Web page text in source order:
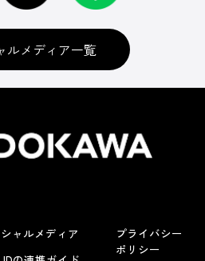
ルメディア一覧
ャルメディア
プライバシー
ポリシー